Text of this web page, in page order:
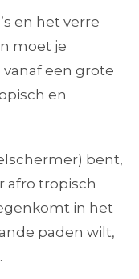
en het verre
moet je
een grote
en
bent,
afro tropisch
in het
paden wilt,